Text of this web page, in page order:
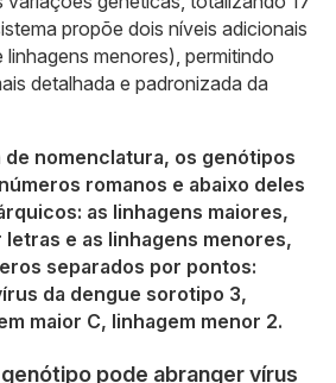
propõe dois níveis adicionais
linhagens menores), permitindo
detalhada e padronizada da
de nomenclatura, os genótipos
romanos e abaixo deles
as linhagens maiores,
e as linhagens menores,
separados por pontos:
da dengue sorotipo 3,
maior C, linhagem menor 2.
genótipo pode abranger vírus